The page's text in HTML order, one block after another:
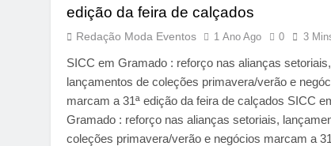
edição da feira de calçados
Redação Moda Eventos 1 Ano Ago 0 3
SICC em Gramado : reforço nas alianças setoriais,
lançamentos de coleções primavera/verão e
marcam a 31ª edição da feira de calçados SICC
Gramado : reforço nas alianças setoriais,
coleções primavera/verão e negócios marcam a